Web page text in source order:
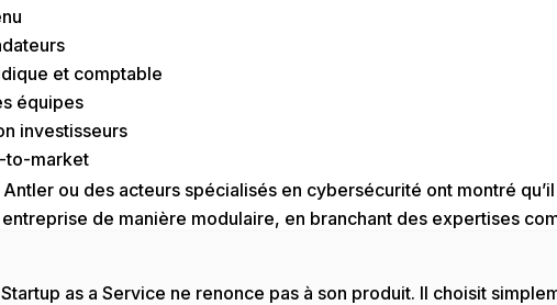
et comptable
équipes
investisseurs
to-market
Antler ou des acteurs spécialisés en cybersécurité ont montré qu’il
de manière modulaire, en branchant des expertises
as a Service ne renonce pas à son produit. Il choisit